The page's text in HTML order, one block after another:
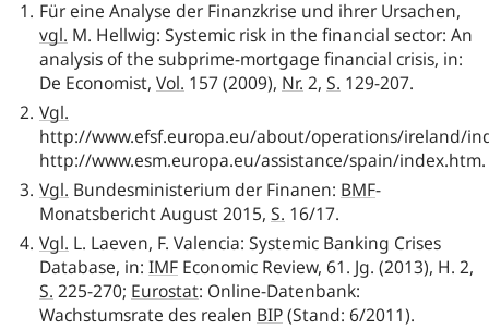
Für eine Analyse der Finanzkrise und ihrer Ursachen,
vgl. M. Hellwig: Systemic risk in the financial sector: An
analysis of the subprime-mortgage financial crisis, in:
De Economist, Vol. 157 (2009), Nr. 2, S. 129-207.
Vgl.
http://www.efsf.europa.eu/about/operations/ireland/
http://www.esm.europa.eu/assistance/spain/index.htm.
Vgl. Bundesministerium der Finanen: BMF-
Monatsbericht August 2015, S. 16/17.
Vgl. L. Laeven, F. Valencia: Systemic Banking Crises
Database, in: IMF Economic Review, 61. Jg. (2013), H. 2,
S. 225-270; Eurostat: Online-Datenbank:
Wachstumsrate des realen BIP(Stand: 6/2011).